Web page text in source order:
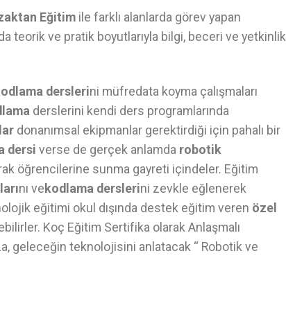
Eğitim ile farklı alanlarda görev yapan
teorik ve pratik boyutlarıyla bilgi, beceri ve yetkinlik
derslerini müfredata koyma çalışmaları
derslerini kendi ders programlarında
donanımsal ekipmanlar gerektirdiği için pahalı bir
dersi verse de gerçek anlamda robotik
öğrencilerine sunma gayreti içindeler. Eğitim
nı ve kodlama derslerini zevkle eğlenerek
eğitimi okul dışında destek eğitim veren özel
Koç Eğitim Sertifika olarak Anlaşmalı
geleceğin teknolojisini anlatacak “ Robotik ve